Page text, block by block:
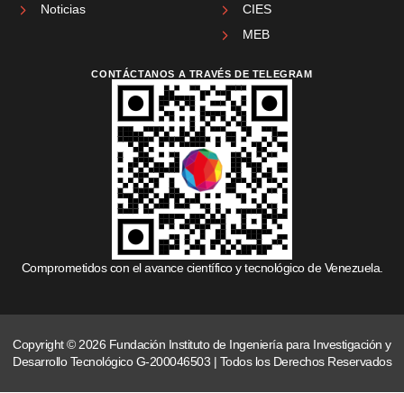
Noticias
CIES
MEB
CONTÁCTANOS A TRAVÉS DE TELEGRAM
Comprometidos con el avance científico y tecnológico de Venezuela.
Copyright © 2026 Fundación Instituto de Ingeniería para Investigación y
Desarrollo Tecnológico G-200046503 | Todos los Derechos Reservados